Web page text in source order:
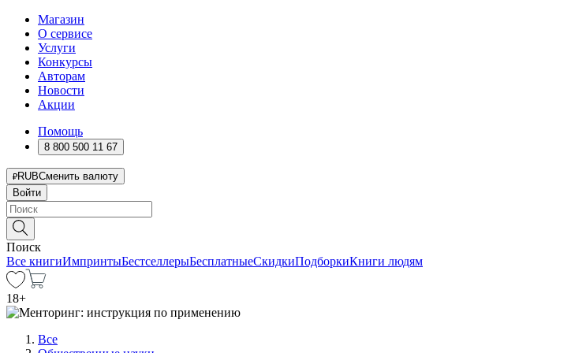
Магазин
О сервисе
Услуги
Конкурсы
Авторам
Новости
Акции
Помощь
8 800 500 11 67
RUBСменить валюту
Войти
Поиск
Все книгиИмпринтыБестселлерыБесплатныеСкидкиПодборкиКниги людям
18+
Все